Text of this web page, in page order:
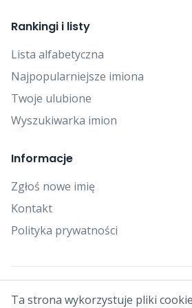
Rankingi i listy
Lista alfabetyczna
Najpopularniejsze imiona
Twoje ulubione
Wyszukiwarka imion
Informacje
Zgłoś nowe imię
Kontakt
Polityka prywatności
© 2025 Falcon Bytes. Wszelkie
Ta strona wykorzystuje pliki